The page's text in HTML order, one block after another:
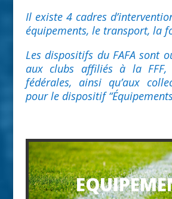
Il existe 4 cadres
équipements, le transport, la
Les dispositifs du FAFA sont
aux clubs affiliés à la FFF,
fédérales, ainsi qu’aux
pour le dispositif